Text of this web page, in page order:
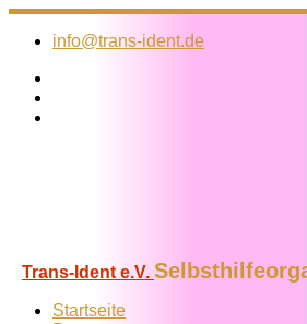
Zum
Inhalt
info@trans-ident.de
Trans-Ident e.V.
Startseite